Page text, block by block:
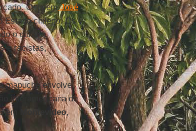
O jovemJosé
Estado chileno. Os
o caráter
e racistas,
mapuche envolve
interamericana de
em
Montevideo,